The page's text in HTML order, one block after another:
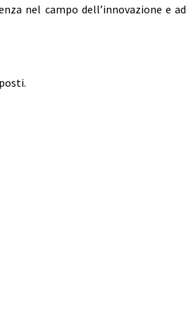
nel campo dell’innovazione e ad